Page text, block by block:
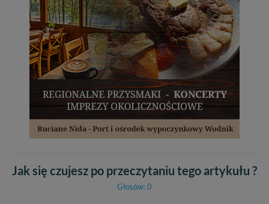
Jak się czujesz po przeczytaniu tego artykułu ?
Głosów: 0